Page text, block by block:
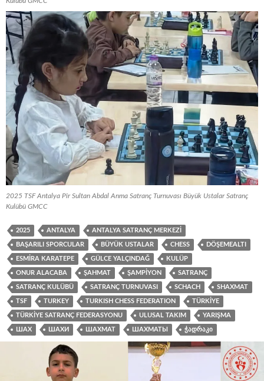
2025 TSF Antalya Pîr Sultan Abdal Anma Satranç Turnuvası Büyük Ustalar Satranç
Kulübü GMCC
2025 ANTALYA ANTALYA SATRANÇ MERKEZI
BAŞARILI SPORCULAR BÜYÜK USTALAR CHESS DÖŞEMEALTI
ESMIRA KARATEPE GÜLCE YALÇINDAĞ KULÜP
ONUR ALACABA ŞAHMAT ŞAMPIYON SATRANÇ
SATRANÇ KULÜBÜ SATRANÇ TURNUVASI SCHACH SHAXMAT
TSF TURKEY TURKISH CHESS FEDERATION TÜRKIYE
TÜRKIYE SATRANÇ FEDERASYONU ULUSAL TAKIM YARIŞMA
ШАХ ШАХИ ШАХМАТ ШАХМАТЫ ᲭᲐᲓᲠᲐᲙᲘ